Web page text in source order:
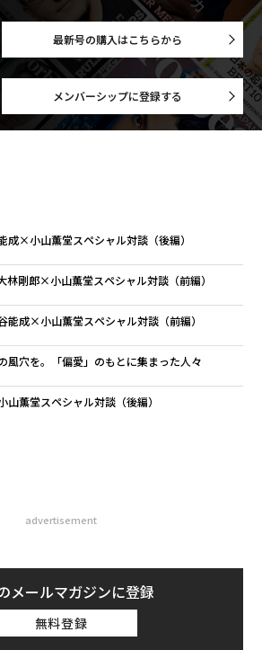
最新号の購入はこちらから
メンバーシップに登録する
成×小山薫堂スペシャル対談（後編）
林剛郎×小山薫堂スペシャル対談（前編）
能成×小山薫堂スペシャル対談（前編）
風穴を。「偏愛」のもとに集まった人々
薫堂スペシャル対談（後編）
advertisement
メールマガジンに登録
無料登録